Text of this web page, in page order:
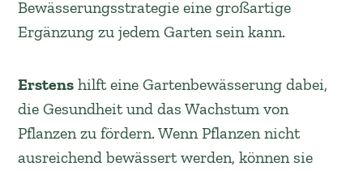
Bewässerungsstrategie eine großartige
Ergänzung zu jedem Garten sein kann.
Erstens hilft eine Gartenbewässerung dabei,
die Gesundheit und das Wachstum von
Pflanzen zu fördern. Wenn Pflanzen nicht
ausreichend bewässert werden, können sie